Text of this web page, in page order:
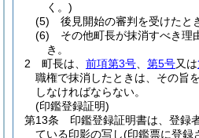
く。)
(5)
後見開始の審判を受けたと
(6)
その他町長が抹消すべき理
き。
2
町長は、 前項第3号 第5号又は
職権で抹消したときは、その旨
しなければならない。
(印鑑登録証明)
第13条
印鑑登録証明書は、登録
ている印影の写し(印鑑票に登録